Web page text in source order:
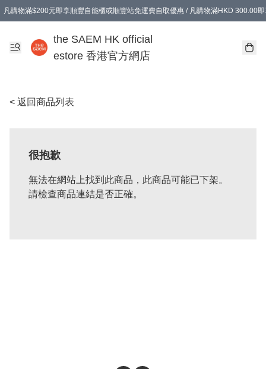
凡購物滿$200元即享順豐自能櫃或順豐站免運費自取優惠 / 凡購物滿HKD 300.00
the SAEM HK official
estore 香港官方網店
< 返回商品列表
很抱歉
無法在網站上找到此商品，此商品可能已下架。
請檢查商品連結是否正確。